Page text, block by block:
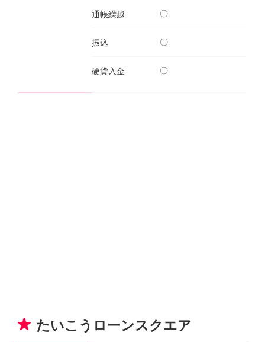
サービスのご案内 ログイン
※たいこうNaviはウェルスナビ株式会社が提供するサービスです。
これより先のページは、ウェルスナビ株式会社が運営するサイトとなりま
法人のお客さま
Taiko Big Advance
通帳繰越 〇
振込 〇
硬貨入金 〇
たいこうローンスクエア